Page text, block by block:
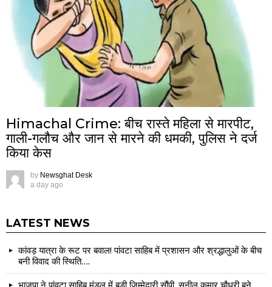
Himachal Crime: बीच रास्ते महिला से मारपीट,
गाली-गलौच और जान से मारने की धमकी, पुलिस ने दर्ज
किया केस
by Newsghat Desk
a day ago
LATEST NEWS
कांवड़ यात्रा के रूट पर बवाल! पांवटा साहिब में प्रशासन और श्रद्धालुओं के बीच
बनी विवाद की स्थिति….